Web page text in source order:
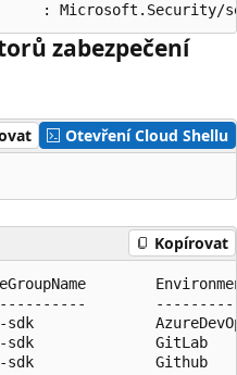
zabezpečení
Otevření Cloud Shellu
Kopírovat
GitLab
Github